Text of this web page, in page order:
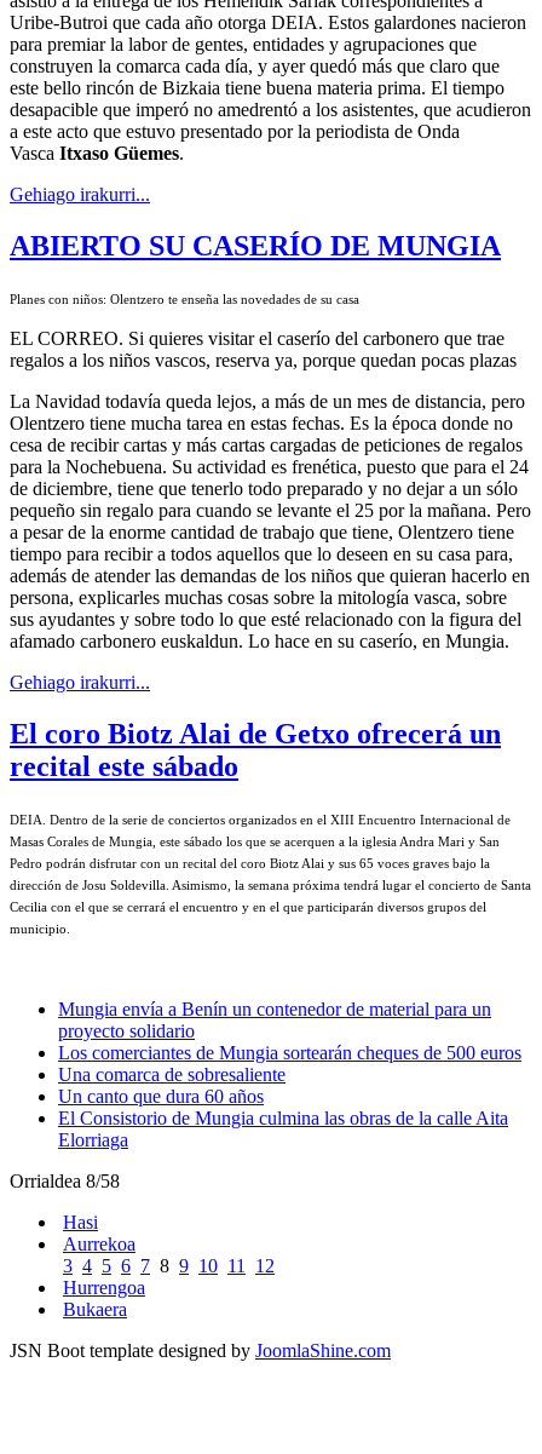
Uribe-Butroi que cada año otorga DEIA. Estos galardones nacieron
para premiar la labor de gentes, entidades y agrupaciones que
construyen la comarca cada día, y ayer quedó más que claro que
este bello rincón de Bizkaia tiene buena materia prima. El tiempo
desapacible que imperó no amedrentó a los asistentes, que acudieron
a este acto que estuvo presentado por la periodista de Onda
Vasca Itxaso Güemes.
Gehiago irakurri...
ABIERTO SU CASERÍO DE MUNGIA
Planes con niños: Olentzero te enseña las novedades de su casa
EL CORREO. Si quieres visitar el caserío del carbonero que trae
regalos a los niños vascos, reserva ya, porque quedan pocas plazas
La Navidad todavía queda lejos, a más de un mes de distancia, pero
Olentzero tiene mucha tarea en estas fechas. Es la época donde no
cesa de recibir cartas y más cartas cargadas de peticiones de regalos
para la Nochebuena. Su actividad es frenética, puesto que para el 24
de diciembre, tiene que tenerlo todo preparado y no dejar a un sólo
pequeño sin regalo para cuando se levante el 25 por la mañana. Pero
a pesar de la enorme cantidad de trabajo que tiene, Olentzero tiene
tiempo para recibir a todos aquellos que lo deseen en su casa para,
además de atender las demandas de los niños que quieran hacerlo en
persona, explicarles muchas cosas sobre la mitología vasca, sobre
sus ayudantes y sobre todo lo que esté relacionado con la figura del
afamado carbonero euskaldun. Lo hace en su caserío, en Mungia.
Gehiago irakurri...
El coro Biotz Alai de Getxo ofrecerá un
recital este sábado
DEIA . Dentro de la serie de conciertos organizados en el XIII Encuentro Internacional de
Masas Corales de Mungia, este sábado los que se acerquen a la iglesia Andra Mari y San
Pedro podrán disfrutar con un recital del coro Biotz Alai y sus 65 voces graves bajo la
dirección de Josu Soldevilla. Asimismo, la semana próxima tendrá lugar el concierto de Santa
Cecilia con el que se cerrará el encuentro y en el que participarán diversos grupos del
municipio.
Mungia envía a Benín un contenedor de material para un
proyecto solidario
Los comerciantes de Mungia sortearán cheques de 500 euros
Una comarca de sobresaliente
Un canto que dura 60 años
El Consistorio de Mungia culmina las obras de la calle Aita
Elorriaga
Orrialdea 8/58
Hasi
Aurrekoa
3 4 5 6 7 8 9 10 11
12
Hurrengoa
Bukaera
JSN Boot template designed by JoomlaShine.com